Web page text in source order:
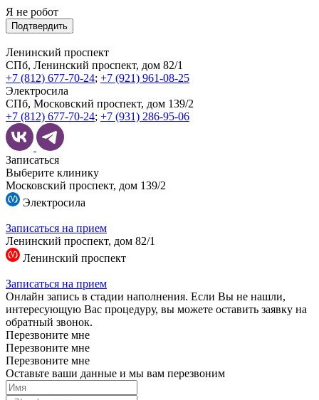
Я не робот
Подтвердить
Ленинский проспект
СПб, Ленинский проспект, дом 82/1
+7 (812) 677-70-24; +7 (921) 961-08-25
Электросила
СПб, Московский проспект, дом 139/2
+7 (812) 677-70-24; +7 (931) 286-95-06
Записаться
Выберите клинику
Московский проспект, дом 139/2
Электросила
Записаться на прием
Ленинский проспект, дом 82/1
Ленинский проспект
Записаться на прием
Онлайн запись в стадии наполнения. Если Вы не нашли,
интересующую Вас процедуру, вы можете оставить заявку на
обратный звонок.
Перезвоните мне
Перезвоните мне
Перезвоните мне
Оставьте ваши данные и мы вам перезвоним